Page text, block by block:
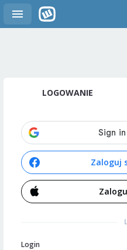
LOGOWANIE
Zaloguj
Login